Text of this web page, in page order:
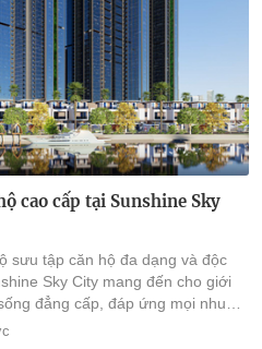
cao cấp tại Sunshine Sky
sưu tập căn hộ đa dạng và độc
Sky City mang đến cho giới
đẳng cấp, đáp ứng mọi nhu